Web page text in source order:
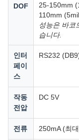
DOF
25-150mm
110mm
성능은 바코
습니다.
인터
페이
스
RS232
작동
전압
DC 5V
전류 250mA (최